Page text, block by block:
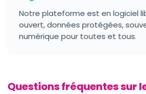
Notre plateforme est en logiciel
ouvert, données protégées,
numérique pour toutes et tous.
Questions fréquentes sur